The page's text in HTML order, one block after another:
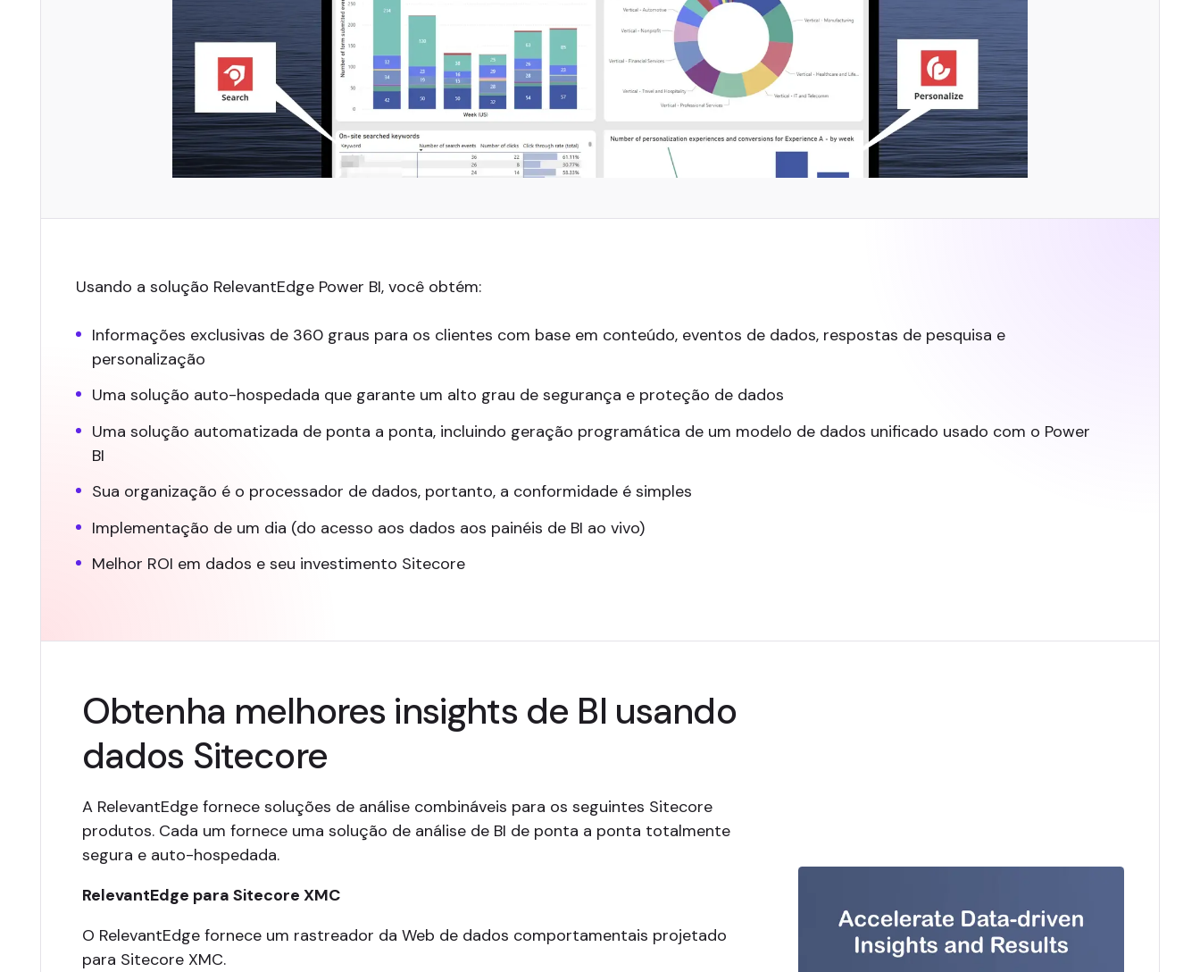
Usando a solução RelevantEdge Power BI, você obtém:
Informações exclusivas de 360 graus para os clientes com base em conteúdo, eventos de dados, respostas de pesquisa e
personalização
Uma solução auto-hospedada que garante um alto grau de segurança e proteção de dados
Uma solução automatizada de ponta a ponta, incluindo geração programática de um modelo de dados unificado usado com o Power
BI
Sua organização é o processador de dados, portanto, a conformidade é simples
Implementação de um dia (do acesso aos dados aos painéis de BI ao vivo)
Melhor ROI em dados e seu investimento Sitecore
Obtenha melhores insights de BI usando
dados Sitecore
A RelevantEdge fornece soluções de análise combináveis para os seguintes Sitecore
produtos. Cada um fornece uma solução de análise de BI de ponta a ponta totalmente
segura e auto-hospedada.
RelevantEdge para Sitecore XMC
O RelevantEdge fornece um rastreador da Web de dados comportamentais projetado
para Sitecore XMC.